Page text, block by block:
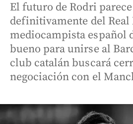
El futuro de Rodri
definitivamente del Real
mediocampista español
bueno para unirse al
club catalán buscará
negociación con el